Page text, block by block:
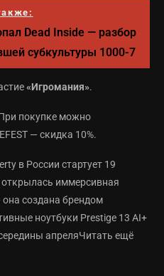
Dead Inside — разбор
субкультуры 1000-7
«Игромания».
покупке можно
— скидка 10%.
в России стартует 19
иммерсивная
создана брендом
ноутбуки Prestige 13 AI+
апреляЧитать ещё